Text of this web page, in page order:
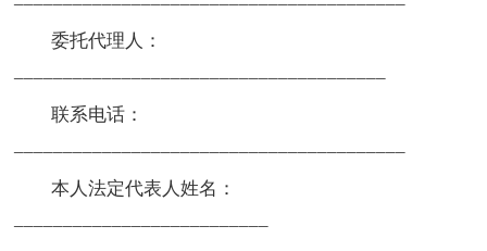
委托代理人：
联系电话：
本人法定代表人姓名：